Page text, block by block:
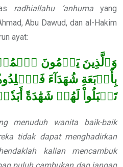
radhiallahu ‘anhumayang
Abu Dawud, dan al-Hakim
ayat:
وَٱلَّذِينَ يَرۡمُونَ
بِأَرۡبَعَةِ شُهَدَآءَ
تَقۡبَلُواْ لَهُمۡ شَهَٰدَةً
menuduh wanita baik-baik
tidak dapat menghadirkan
kalian mencambuk